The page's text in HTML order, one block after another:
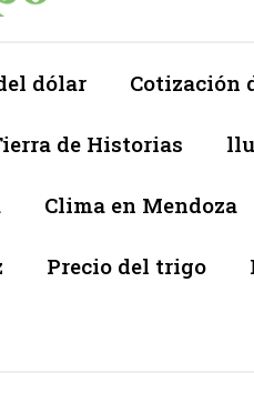
dólar Cotización
de Historias
Clima en Mendoza
Precio del trigo